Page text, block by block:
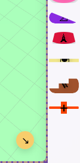
↘️
📐
🗼
🍽️
🪜
➕